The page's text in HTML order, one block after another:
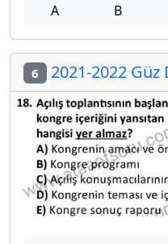
A B
6 2021-2022 Güz